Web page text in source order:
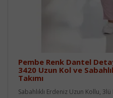
Pembe Renk Dantel
3420 Uzun Kol ve
Takımı
Sabahlıklı Erdeniz Uzun Kollu,